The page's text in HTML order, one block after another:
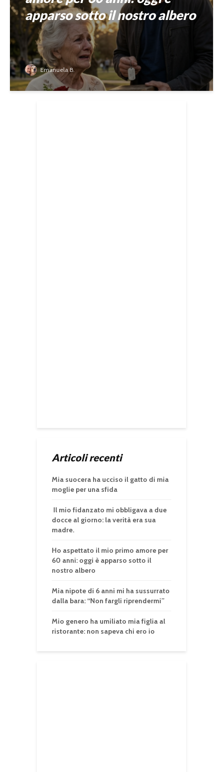
apparso sotto il nostro albero
Emanuela B.
Articoli recenti
Mia suocera ha ucciso il gatto di mia
moglie per una sfida
Il mio fidanzato mi obbligava a due
docce al giorno: la verità era sua
madre.
Ho aspettato il mio primo amore per
60 anni: oggi è apparso sotto il
nostro albero
Mia nipote di 6 anni mi ha sussurrato
dalla bara: “Non fargli riprendermi”
Mio genero ha umiliato mia figlia al
ristorante: non sapeva chi ero io